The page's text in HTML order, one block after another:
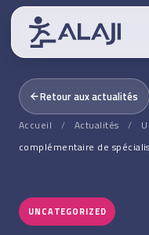
Retour aux actualités
Accueil / Actualités /
complémentaire de
UNCATEGORIZED